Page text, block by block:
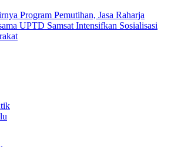
Program Pemutihan, Jasa Raharja
UPTD Samsat Intensifkan Sosialisasi